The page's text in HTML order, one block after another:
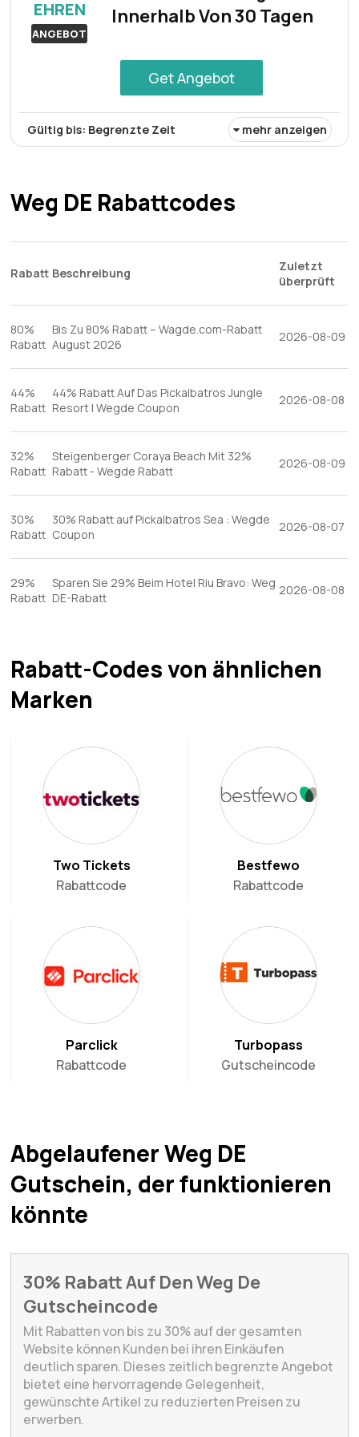
EHREN
ANGEBOT
Innerhalb Von 30 Tagen
Get Angebot
Gültig bis: Begrenzte Zeit mehr anzeigen
können dieses Angebot kostenlos nutzen und so mit
ihrem Kauf zufrieden sein.
Weg DE Rabattcodes
Rabatt Beschreibung
Zuletzt
überprüft
80%
Rabatt
Bis Zu 80% Rabatt – Wagde.com-Rabatt
August 2026
2026-08-09
44%
Rabatt
44% Rabatt Auf Das Pickalbatros Jungle
Resort | Wegde Coupon
2026-08-08
32%
Rabatt
Steigenberger Coraya Beach Mit 32%
Rabatt - Wegde Rabatt
2026-08-09
30%
Rabatt
30% Rabatt auf Pickalbatros Sea : Wegde
Coupon
2026-08-07
29%
Rabatt
Sparen Sie 29% Beim Hotel Riu Bravo: Weg
DE-Rabatt
2026-08-08
Rabatt-Codes von ähnlichen
Marken
Two Tickets
Rabattcode
Bestfewo
Rabattcode
Parclick
Rabattcode
Turbopass
Gutscheincode
Abgelaufener Weg DE
Gutschein, der funktionieren
könnte
30% Rabatt Auf Den Weg De
Gutscheincode
Mit Rabatten von bis zu 30% auf der gesamten
Website können Kunden bei ihren Einkäufen
deutlich sparen. Dieses zeitlich begrenzte Angebot
bietet eine hervorragende Gelegenheit,
gewünschte Artikel zu reduzierten Preisen zu
erwerben.